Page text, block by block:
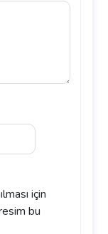
için
bu